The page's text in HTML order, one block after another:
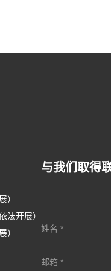
）
法开展）
）
与我们取得